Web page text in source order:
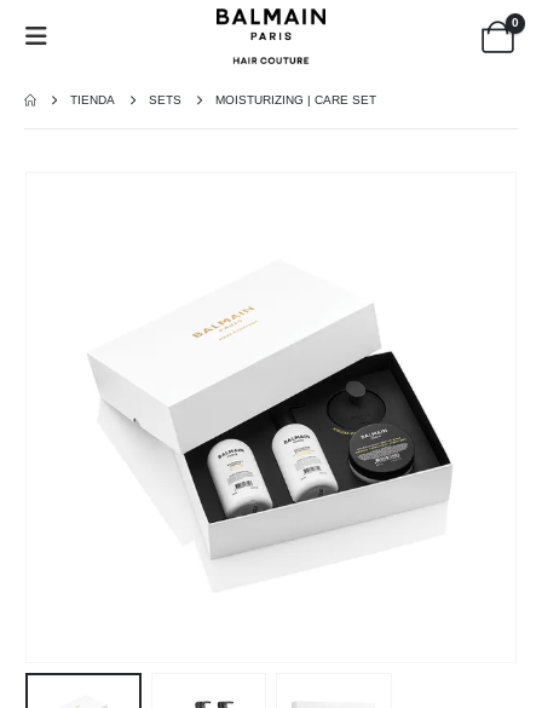
0
TIENDA SETS MOISTURIZING | CARE SET